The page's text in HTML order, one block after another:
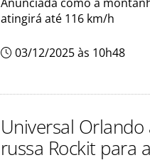
atingirá até 116 km/h
03/12/2025 às 10h48
Universal
russa Rockit para